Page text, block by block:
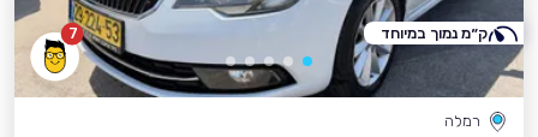
7
רמלה
ק״מ נמוך במיוחד